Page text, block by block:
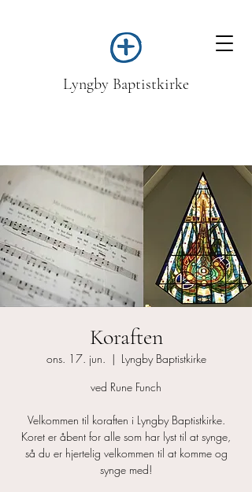
Lyngby Baptistkirke
Koraften
ons. 17. jun.
  |
Lyngby Baptistkirke
ved Rune Funch
Velkommen til koraften i Lyngby Baptistkirke.
Koret er åbent for alle som har lyst til at synge,
så du er hjertelig velkommen til at komme og
synge med!